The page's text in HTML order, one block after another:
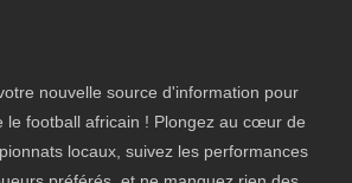
nouvelle source d'information pour
le football africain ! Plongez au cœur de
locaux, suivez les performances